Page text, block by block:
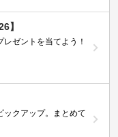
】
ゼントを当てよう！
ックアップ。まとめて